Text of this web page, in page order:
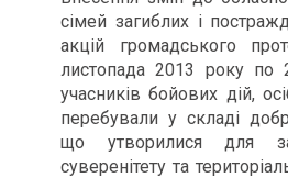
сімей загиблих і
акцій громадського
листопада 2013 року по
учасників бойових дій,
перебували у складі
що утворилися для
суверенітету та